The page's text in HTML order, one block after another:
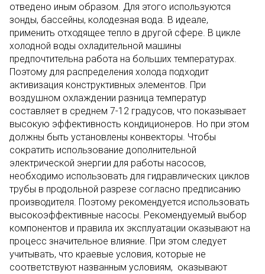
отведено иным образом. Для этого используются
зонды, бассейны, колодезная вода. В идеале,
применить отходящее тепло в другой сфере. В цикле
холодной воды охладительной машины
предпочтительна работа на больших температурах.
Поэтому для распределения холода подходит
активизация конструктивных элементов. При
воздушном охлаждении разница температур
составляет в среднем 7-12 градусов, что показывает
высокую эффективность кондиционеров. Но при этом
должны быть установлены конвекторы. Чтобы
сократить использование дополнительной
электрической энергии для работы насосов,
необходимо использовать для гидравлических циклов
трубы в продольной разрезе согласно предписанию
производителя. Поэтому рекомендуется использовать
высокоэффективные насосы. Рекомендуемый выбор
компонентов и правила их эксплуатации оказывают на
процесс значительное влияние. При этом следует
учитывать, что краевые условия, которые не
соответствуют названным условиям, оказывают